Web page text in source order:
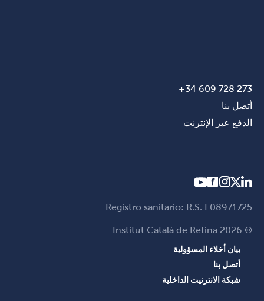
273 728 609 34+
أتصل بنا
الدفع عبر الإنترنت
Registro sanitario: R.S. E08971725
© Institut Català de Retina 2026
بيان أخلاء المسؤولية
أتصل بنا
شبكة الانترنيت الداخلية